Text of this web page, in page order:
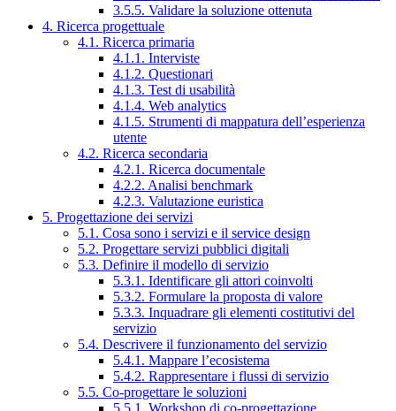
3.5.5. Validare la soluzione ottenuta
4. Ricerca progettuale
4.1. Ricerca primaria
4.1.1. Interviste
4.1.2. Questionari
4.1.3. Test di usabilità
4.1.4. Web analytics
4.1.5. Strumenti di mappatura dell’esperienza
utente
4.2. Ricerca secondaria
4.2.1. Ricerca documentale
4.2.2. Analisi benchmark
4.2.3. Valutazione euristica
5. Progettazione dei servizi
5.1. Cosa sono i servizi e il service design
5.2. Progettare servizi pubblici digitali
5.3. Definire il modello di servizio
5.3.1. Identificare gli attori coinvolti
5.3.2. Formulare la proposta di valore
5.3.3. Inquadrare gli elementi costitutivi del
servizio
5.4. Descrivere il funzionamento del servizio
5.4.1. Mappare l’ecosistema
5.4.2. Rappresentare i flussi di servizio
5.5. Co-progettare le soluzioni
5.5.1. Workshop di co-progettazione